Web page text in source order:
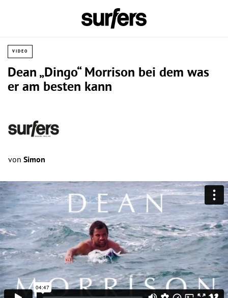
VIDEO
Dean „Dingo“ Morrison bei dem was
er am besten kann
von Simon